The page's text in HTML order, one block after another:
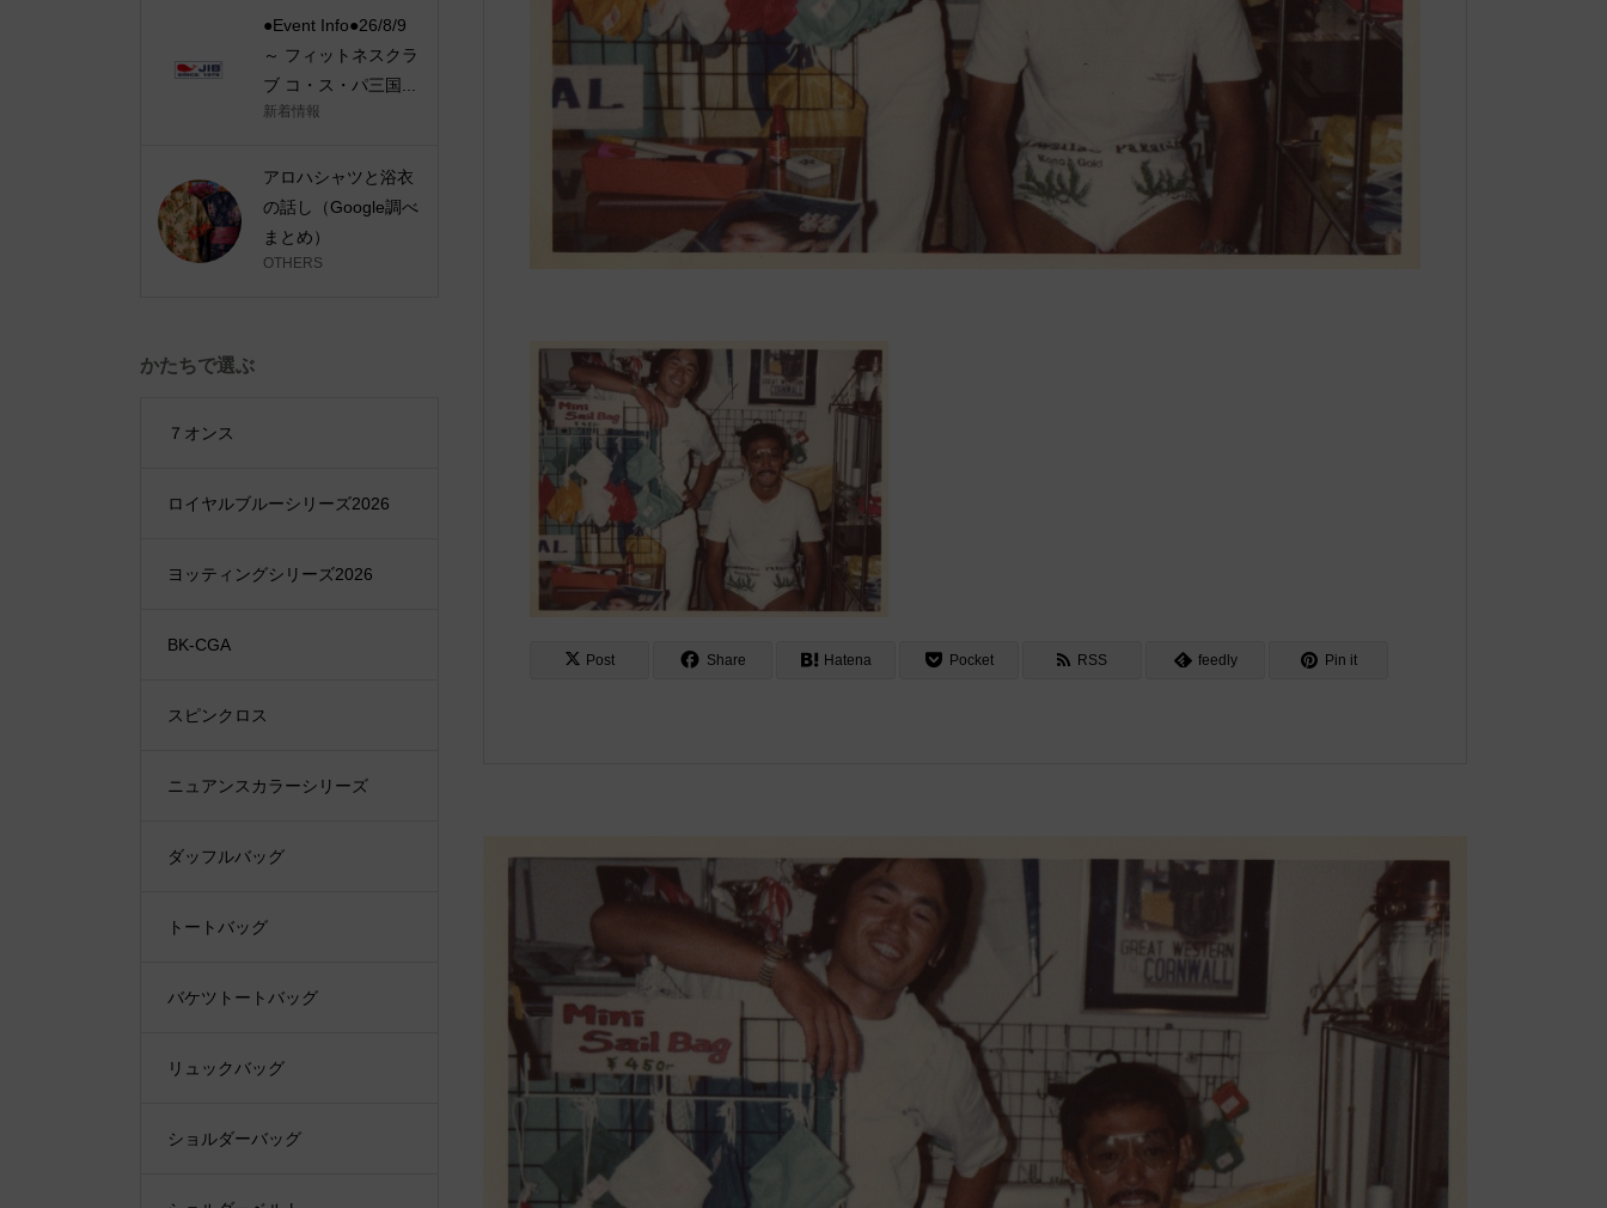
Post Share Hatena Pocket RSS feedly Pin it
●Event Info●26/8/9
～ フィットネスクラ
ブ コ・ス・パ三国...
新着情報
アロハシャツと浴衣
の話し（Google調べ
まとめ）
OTHERS
かたちで選ぶ
７オンス
ロイヤルブルーシリーズ2026
ヨッティングシリーズ2026
BK-CGA
スピンクロス
ニュアンスカラーシリーズ
ダッフルバッグ
トートバッグ
バケツトートバッグ
リュックバッグ
ショルダーバッグ